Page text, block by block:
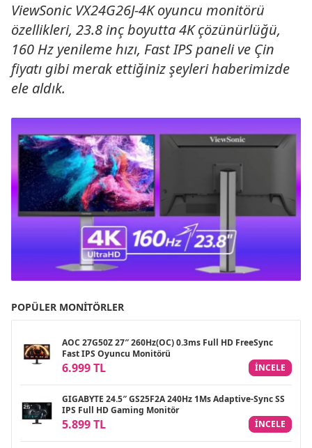
ViewSonic VX24G26J-4K oyuncu monitörü
özellikleri, 23.8 inç boyutta 4K çözünürlüğü,
160 Hz yenileme hızı, Fast IPS paneli ve Çin
fiyatı gibi merak ettiğiniz şeyleri haberimizde
ele aldık.
POPÜLER MONITÖRLER
AOC 27G50Z 27″ 260Hz(OC) 0.3ms Full HD FreeSync
Fast IPS Oyuncu Monitörü
6.999 TL INCELE
GIGABYTE 24.5″ GS25F2A 240Hz 1Ms Adaptive-Sync SS
IPS Full HD Gaming Monitör
5.899 TL INCELE